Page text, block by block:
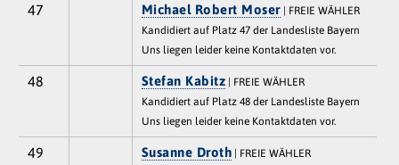
47 Michael Robert Moser| FREIE WÄHLER
Kandidiert auf Platz 47 der Landesliste Bayern
Uns liegen leider keine Kontaktdaten vor.
48 Stefan Kabitz | FREIE WÄHLER
Kandidiert auf Platz 48 der Landesliste Bayern
Uns liegen leider keine Kontaktdaten vor.
49 Susanne Droth | FREIE WÄHLER